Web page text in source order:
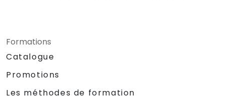
Formations
Catalogue
Promotions
Les méthodes de formation